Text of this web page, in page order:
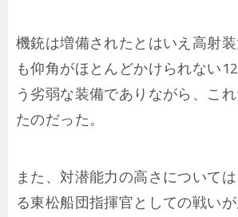
機銃は増備されたとはいえ高射
も仰角がほとんどかけられない
う劣弱な装備でありながら、こ
たのだった。
また、対潜能力の高さについて
る東松船団指揮官としての戦いが